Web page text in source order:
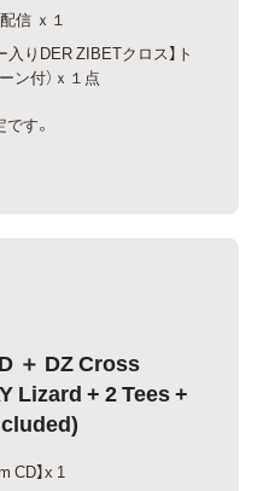
信 ｘ１
りDER ZIBETクロス】ト
ン付）ｘ１点
す。
＋ DZ Cross
Lizard + 2 Tees +
CD】x 1